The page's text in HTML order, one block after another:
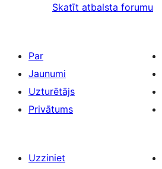
Skatīt atbalsta forumu
Par
Jaunumi
Uzturētājs
Privātums
Uzziniet